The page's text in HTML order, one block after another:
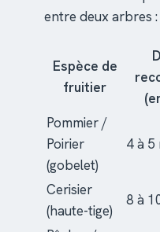
entre deux arbres :
Espèce de
fruitier
Pommier /
Poirier
(gobelet)
4 à 5
Cerisier
(haute-tige)
8 à